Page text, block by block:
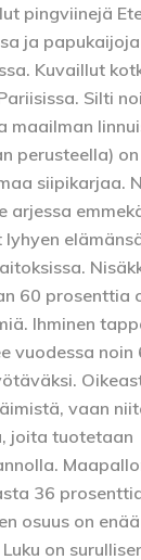
pingviinejä
ja papukaijoja
Kuvaillut
Silti
maailman
perusteella)
siipikarjaa.
arjessa
lyhyen
60 prosenttia
Ihminen
vuodessa noin
vaan
joita tuotetaan
36
osuus on
on